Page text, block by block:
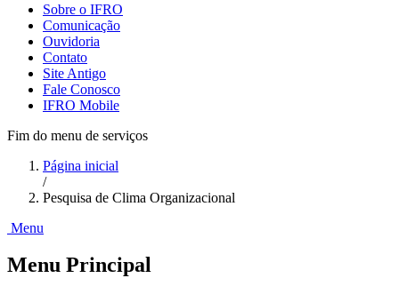
Sobre o IFRO
Comunicação
Ouvidoria
Contato
Site Antigo
Fale Conosco
IFRO Mobile
Fim do menu de serviços
Página inicial
/
Pesquisa de Clima Organizacional
Menu
Menu Principal